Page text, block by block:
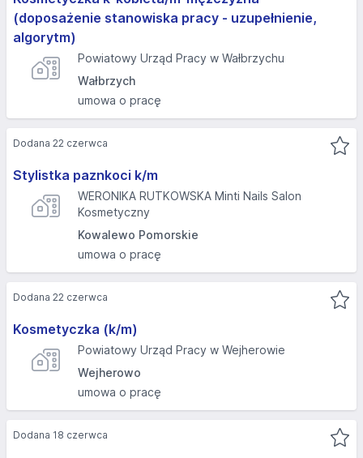
(doposażenie stanowiska pracy - uzupełnienie,
algorytm)
Powiatowy Urząd Pracy w Wałbrzychu
Wałbrzych
umowa o pracę
Stylistka paznkoci k/m
WERONIKA RUTKOWSKA Minti Nails Salon
Kosmetyczny
Kowalewo Pomorskie
umowa o pracę
Dodana 22 czerwca
Kosmetyczka (k/m)
Powiatowy Urząd Pracy w Wejherowie
Wejherowo
umowa o pracę
Dodana 22 czerwca
Dodana 18 czerwca